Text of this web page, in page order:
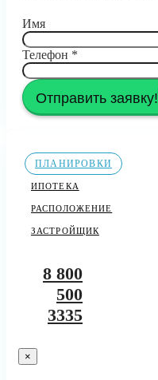
Имя
Телефон *
Отправить заявку!
ПЛАНИРОВКИ
ИПОТЕКА
РАСПОЛОЖЕНИЕ
ЗАСТРОЙЩИК
8 800
500
3335
×